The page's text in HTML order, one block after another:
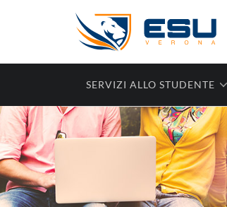
SERVIZI ALLO STUDENTE